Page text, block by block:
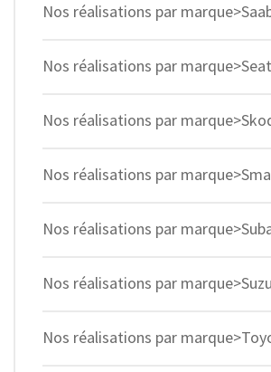
Nos réalisations par
Nos réalisations par marque>Seat
Nos réalisations par
Nos réalisations par
Nos réalisations par
Nos réalisations par
Nos réalisations par